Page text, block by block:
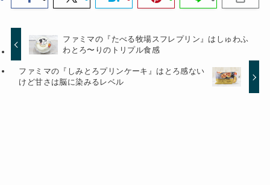
ファミマの『たべる牧場スフレプリン』はしゅわふ
わとろ〜りのトリプル食感
ファミマの『しみとろプリンケーキ』はとろ感ない
けど甘さは脳に染みるレベル